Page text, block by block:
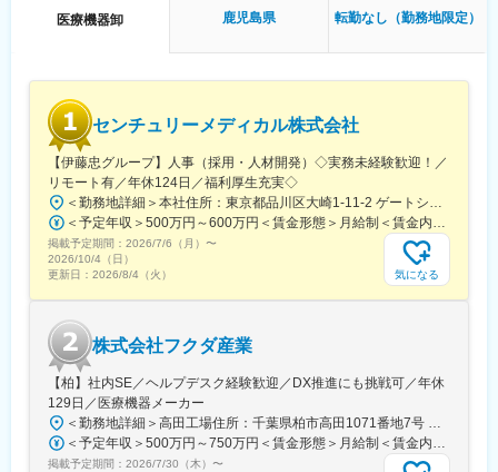
医療機器卸 鹿児島県 転勤なし（勤務地限定）
センチュリーメディカル株式会社
【伊藤忠グループ】人事（採用・人材開発）◇実務未経験歓迎！／
リモート有／年休124日／福利厚生充実◇
＜勤務地詳細＞本社住所：東京都品川区大崎1-11-2 ゲートシティ大崎イーストタワー22Ｆ勤務地最寄駅：JR山手線／大崎駅受動喫煙対策：屋内全面禁煙変更の範囲：会社の定める事業所（リモートワーク含む）
＜予定年収＞500万円～600万円＜賃金形態＞月給制＜賃金内訳＞月額（基本給）：300,000円～350,000円＜月給＞300,000円～350,000円＜昇給有無＞有＜残業手当＞有＜給与補足＞上記年収は、あくまで目安であり、前職・経験を考慮し検討させて頂きます。■昇給：あり■賞与：あり※会社業績と個人業績に応じて算定されます。賃金はあくまでも目安の金額であり、選考を通じて上下する可能性があります。月給(月額)は固定手当を含めた表記です。
掲載予定期間： 2026/7/6（月） 〜
2026/10/4（日）
更新日： 2026/8/4（火） 気になる
株式会社フクダ産業
【柏】社内SE／ヘルプデスク経験歓迎／DX推進にも挑戦可／年休
129日／医療機器メーカー
＜勤務地詳細＞高田工場住所：千葉県柏市高田1071番地7号 勤務地最寄駅：つくばエクスプレス線／柏の葉キャンパス駅受動喫煙対策：屋内全面禁煙変更の範囲：【変更の範囲：流山本社および高田工場】
＜予定年収＞500万円～750万円＜賃金形態＞月給制＜賃金内訳＞月額（基本給）：300,000円～430,000円＜月給＞300,000円～430,000円＜昇給有無＞有＜残業手当＞有＜給与補足＞※経験・スキルを考慮の上決定いたします。■賞与：年2回（7月・12月）※昨年実績4.2ヶ月■昇給：年1回（1月）■モデル年収：・年収580万円 主任（月給34万円×12ヶ月＋諸手当）・年収820万円 課長（月給48万円×12ヶ月＋諸手当）賃金はあくまでも目安の金額であり、選考を通じて上下する可能性があります。月給(月額)は固定手当を含めた表記です。
掲載予定期間： 2026/7/30（木） 〜